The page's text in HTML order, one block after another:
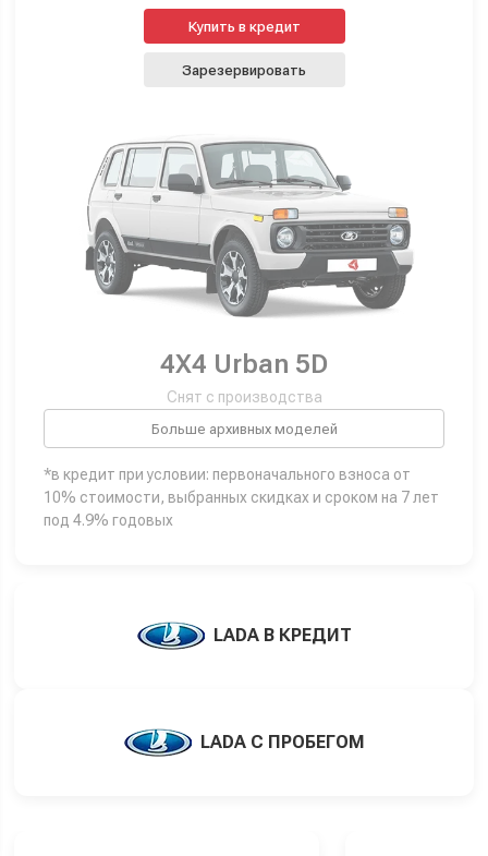
Купить в кредит
Зарезервировать
4X4 Urban 5D
Снят с производства
Больше архивных моделей
*в кредит при условии: первоначального взноса от
10% стоимости, выбранных скидках и сроком на 7 лет
под 4.9% годовых
LADA В КРЕДИТ
LADA С ПРОБЕГОМ